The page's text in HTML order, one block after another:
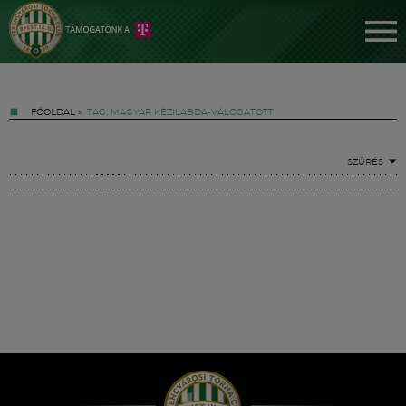
FŐOLDAL » TAG: MAGYAR KÉZILABDA-VÁLOGATOTT
SZŰRÉS
Hírek